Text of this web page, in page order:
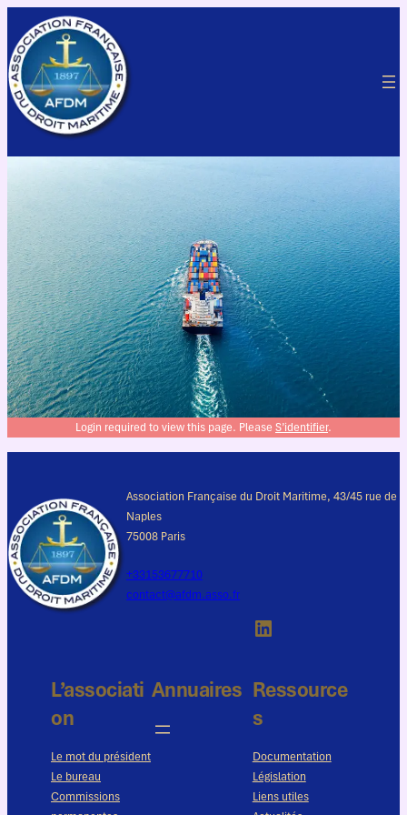
Login required to view this page. Please S’identifier.
Association Française du Droit Maritime, 43/45 rue de
Naples
75008 Paris
+33153677710
contact@afdm.asso.fr
LinkedIn
L’associati
on
Le mot du président
Le bureau
Commissions
Annuaires Ressource
s
Documentation
Législation
Liens utiles